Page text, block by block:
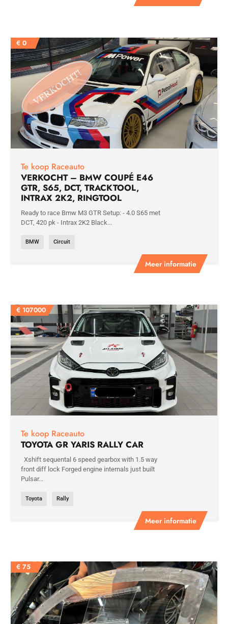
€ 0
Meer informatie
Te koop Raceauto
VERKOCHT – BMW COUPÉ E46
GTR, S65, DCT, TRACKTOOL,
INTRAX 2K2, RINGTOOL
Ready to race Bmw M3 GTR Setup: - 4.0 S65 met
DCT, 420 pk - Intrax 2K2 Black...
BMW Circuit
€ 107000
Meer informatie
Te koop Raceauto
TOYOTA GR YARIS RALLY CAR
Xshift sequental 6 speed gearbox with 1.5 way
front diff lock Forged engine internals just built
Pulsar...
Toyota Rally
€ 75